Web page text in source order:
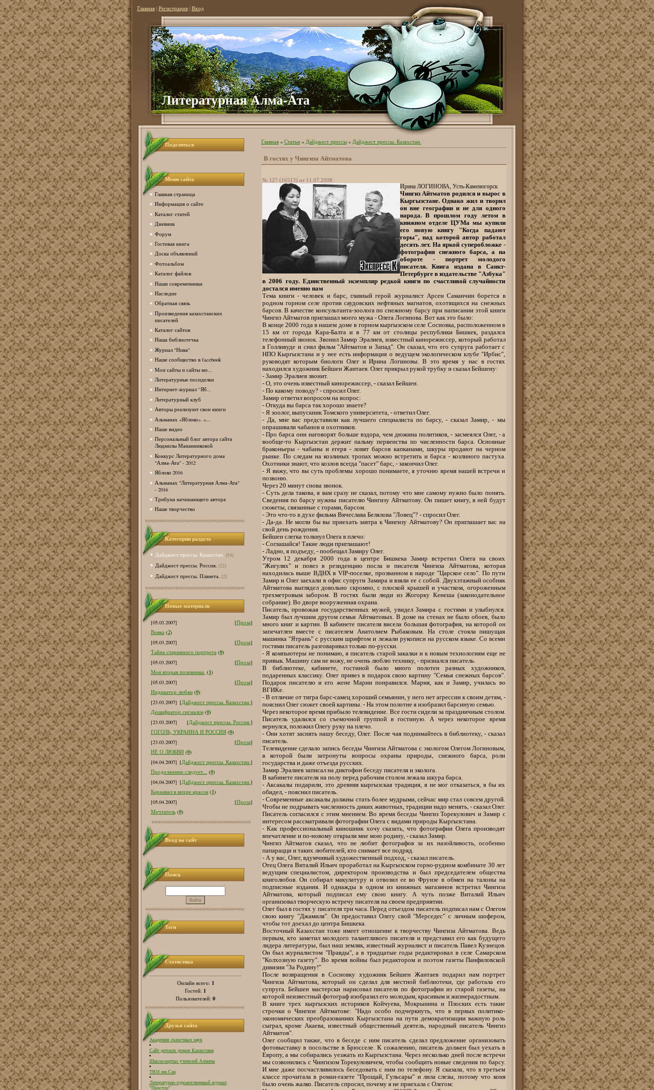
Главная| Регистрация| Вход
Литературная Алма-Ата
Поделиться
Меню сайта
Главная страница
Информация о сайте
Каталог статей
Дневник
Форум
Гостевая книга
Доска объявлений
Фотоальбом
Каталог файлов
Наши современники
Наследие
Обратная связь
Произведения казахстанских
писателей
Каталог сайтов
Наша библиотечка
Журнал "Нива"
Наше сообщество в facebook
Мои сайты и сайты мо...
Литературные посиделки
Интернет-журнал “Яб...
Литературный клуб
Авторы реализуют свои книги
Альманах «Яблоко». «...
Наше видео
Персональный блог автора сайта
Людмилы Мананниковой
Конкурс Литературного дома
"Алма-Ата" - 2012
Яблоко 2016
Альманах "Литературная Алма-Ата"
- 2016
Трибуна начинающего автора
Наше творчество
Категории раздела
Дайджест прессы. Казахстан. [54]
Дайджест прессы. Россия. [22]
Дайджест прессы. Планета. [2]
Новые материалв
[05.03.2007] [Проза]
Вовка (2)
[05.03.2007]
[Проза]
Тайна старинного портрета (0)
[05.03.2007]
[Проза]
Моя вторая половинка. (1)
[05.03.2007]
[Проза]
Индикатор любви (0)
[23.03.2007] [Дайджест прессы. Казахстан.]
Дешифратор сигналов (0)
[23.03.2007]
[Дайджест прессы. Россия.]
ГОГОЛЬ, УКРАИНА И РОССИЯ (0)
[23.03.2007]
[Проза]
НЕ О ЛЮБВИ (0)
[04.04.2007] [Дайджест прессы. Казахстан.]
Продолжение следует... (0)
[04.04.2007] [Дайджест прессы. Казахстан.]
Карнавал в вихре красок (1)
[05.04.2007]
[Проза]
Мечтатель (0)
Вход на сайт
Поиск
Теги
Статистика
Онлайн всего: 1
Гостей: 1
Пользователей: 0
Друзья сайта
Академия сказочных наук
Сайт детских домов Казахстана
Школа-портал учителей Алматы
ТЮЗ им.Сац
Литературно-художественный журнал
"Простор"
Главная» Статьи» Дайджест прессы» Дайджест прессы. Казахстан.
В гостях у Чингиза Айтматова
№ 127 (16513) от 11.07.2008
Ирина ЛОГИНОВА, Усть-Каменогорск
Чингиз Айтматов родился и вырос в
Кыргызстане. Однако жил и творил
он вне географии и не для одного
народа. В прошлом году летом в
книжном отделе ЦУМа мы купили
его новую книгу "Когда падают
горы", над которой автор работал
десять лет. На яркой суперобложке -
фотография снежного барса, а на
обороте - портрет молодого
писателя. Книга издана в Санкт-
Петербурге в издательстве "Азбука"
в 2006 году. Единственный экземпляр редкой книги по счастливой случайности
достался именно нам
Тема книги - человек и барс, главный герой журналист Арсен Саманчин борется в
родном горном селе против саудовских нефтяных магнатов, охотящихся на снежных
барсов. В качестве консультанта-зоолога по снежному барсу при написании этой книги
Чингиз Айтматов приглашал моего мужа - Олега Логинова. Вот как это было:
В конце 2000 года в нашем доме в горном кыргызском селе Сосновка, расположенном в
15 км от города Кара-Балта и в 77 км от столицы республики Бишкек, раздался
телефонный звонок. Звонил Замир Эралиев, известный кинорежиссер, который работал
в Голливуде и снял фильм "Айтматов и Запад". Он сказал, что его супруга работает с
НПО Кыргызстана и у нее есть информация о ведущем экологическом клубе "Ирбис",
руководят которым биологи Олег и Ирина Логиновы. В это время у нас в гостях
находился художник Бейшен Жантаев. Олег прикрыл рукой трубку и сказал Бейшену:
- Замир Эралиев звонит.
- О, это очень известный кинорежиссер, - сказал Бейшен.
- По какому поводу? - спросил Олег.
Замир ответил вопросом на вопрос:
- Откуда вы барса так хорошо знаете?
- Я зоолог, выпускник Томского университета, - ответил Олег.
- Да, мне вас представили как лучшего специалиста по барсу, - сказал Замир, - мы
опрашивали чабанов и охотников.
- Про барса они наговорят больше вздора, чем дюжина политиков, - засмеялся Олег, - а
вообще-то Кыргызстан держит пальму первенства по численности барса. Основные
браконьеры - чабаны и егеря - ловят барсов капканами, шкуры продают на черном
рынке. По следам на козлиных тропах можно встретить и барса - козлиного пастуха.
Охотники знают, что козлов всегда "пасет" барс, - закончил Олег.
- Я вижу, что вы суть проблемы хорошо понимаете, я уточню время нашей встречи и
позвоню.
Через 20 минут снова звонок.
- Суть дела такова, я вам сразу не сказал, потому что мне самому нужно было понять.
Сведения по барсу нужны писателю Чингизу Айтматову. Он пишет книгу, в ней будут
сюжеты, связанные с горами, барсом.
- Это что-то в духе фильма Вячеслава Белялова "Ловец"? - спросил Олег.
- Да-да. Не могли бы вы приехать завтра к Чингизу Айтматову? Он приглашает вас на
свой день рождения.
Бейшен слегка толкнул Олега в плечо:
- Соглашайся! Такие люди приглашают!
- Ладно, я подъеду, - пообещал Замиру Олег.
Утром 12 декабря 2000 года в центре Бишкека Замир встретил Олега на своих
"Жигулях" и повез в резиденцию посла и писателя Чингиза Айтматова, которая
находилась выше ВДНХ в VIP-поселке, прозванном в народе "Царское село". По пути
Замир и Олег заехали в офис супруги Замира и взяли ее с собой. Двухэтажный особняк
Айтматова выглядел довольно скромно, с плоской крышей и участком, огороженным
трехметровым забором. В гостях были люди из Жогорку Кенеша (законодательное
собрание). Во дворе вооруженная охрана.
Писатель, провожая государственных мужей, увидел Замира с гостями и улыбнулся.
Замир был лучшим другом семьи Айтматовых. В доме на стенах не было обоев, было
много книг и картин. В кабинете писателя висела большая фотография, на которой он
запечатлен вместе с писателем Анатолием Рыбаковым. На столе стояла пишущая
машинка "Ятрань" с русским шрифтом и лежали рукописи на русском языке. Со всеми
гостями писатель разговаривал только по-русски.
- Я компьютеры не понимаю, я писатель старой закалки и к новым технологиям еще не
привык. Машину сам не вожу, не очень люблю технику, - признался писатель.
В библиотеке, кабинете, гостиной было много полотен разных художников,
подаренных классику. Олег привез в подарок свою картину "Семья снежных барсов".
Подарок писателю и его жене Марии понравился. Мария, как и Замир, училась во
ВГИКе.
- В отличие от тигра барс-самец хороший семьянин, у него нет агрессии к своим детям, -
пояснил Олег сюжет своей картины. - На этом полотне я изобразил барсиную семью.
Через некоторое время прибыло телевидение. Все гости сидели за праздничным столом.
Писатель удалился со съемочной группой в гостиную. А через некоторое время
вернулся, положил Олегу руку на плечо.
- Они хотят заснять нашу беседу, Олег. После чая поднимайтесь в библиотеку, - сказал
писатель.
Телевидение сделало запись беседы Чингиза Айтматова с экологом Олегом Логиновым,
в которой были затронуты вопросы охраны природы, снежного барса, роли
государства и даже отъезда русских.
Замир Эралиев записал на диктофон беседу писателя и эколога.
В кабинете писателя на полу перед рабочим столом лежала шкура барса.
- Аксакалы подарили, это древняя кыргызская традиция, я не мог отказаться, я бы их
обидел, - пояснил писатель.
- Современные аксакалы должны стать более мудрыми, сейчас мир стал совсем другой.
Чтобы не подрывать численность диких животных, традиции надо менять, - сказал Олег.
Писатель согласился с этим мнением. Во время беседы Чингиз Торекулович и Замир с
интересом рассматривали фотографии Олега с видами природы Кыргызстана.
- Как профессиональный киношник хочу сказать, что фотографии Олега производят
впечатление и по-новому открыли мне мою родину, - сказал Замир.
Чингиз Айтматов сказал, что не любит фотографов за их назойливость, особенно
папарацци и таких любителей, кто снимает все подряд.
- А у вас, Олег, вдумчивый художественный подход, - сказал писатель.
Отец Олега Виталий Ильич проработал на Кыргызском горно-рудном комбинате 30 лет
ведущим специалистом, директором производства и был председателем общества
книголюбов. Он собирал макулатуру и отвозил ее во Фрунзе в обмен на талоны на
подписные издания. И однажды в одном из книжных магазинов встретил Чингиза
Айтматова, который подписал ему свою книгу. А чуть позже Виталий Ильич
организовал творческую встречу писателя на своем предприятии.
Олег был в гостях у писателя три часа. Перед отъездом писатель подписал нам с Олегом
свою книгу "Джамиля". Он предоставил Олегу свой "Мерседес" с личным шофером,
чтобы тот доехал до центра Бишкека.
Восточный Казахстан тоже имеет отношение к творчеству Чингиза Айтматова. Ведь
первым, кто заметил молодого талантливого писателя и представил его как будущего
лидера литературы, был наш земляк, известный журналист и писатель Павел Кузнецов.
Он был журналистом "Правды", а в тридцатые годы редактировал в селе Самарском
"Колхозную газету". Во время войны был редактором и поэтом газеты Панфиловской
дивизии "За Родину!"
После возвращения в Сосновку художник Бейшен Жантаев подарил нам портрет
Чингиза Айтматова, который он сделал для местной библиотеки, где работала его
супруга. Бейшен мастерски нарисовал писателя по фотографии из старой газеты, на
которой неизвестный фотограф изобразил его молодым, красивым и жизнерадостным.
В книге трех кыргызских историков Койчуева, Мокрынина и Плоских есть такие
строчки о Чингизе Айтматове: "Надо особо подчеркнуть, что в первых политико-
экономических преобразованиях Кыргызстана на пути демократизации важную роль
сыграл, кроме Акаева, известный общественный деятель, народный писатель Чингиз
Айтматов".
Олег сообщил также, что в беседе с ним писатель сделал предложение организовать
фотовыставку в посольстве в Брюсселе. К сожалению, писатель должен был уехать в
Европу, а мы собирались уезжать из Кыргызстана. Через несколько дней после встречи
мы созвонились с Чингизом Торекуловичем, чтобы сообщить новые сведения по барсу.
И мне даже посчастливилось беседовать с ним по телефону. Я сказала, что в третьем
классе прочитала в роман-газете "Прощай, Гульсары" и лила слезы, потому что коня
было очень жалко. Писатель спросил, почему я не приехала с Олегом: